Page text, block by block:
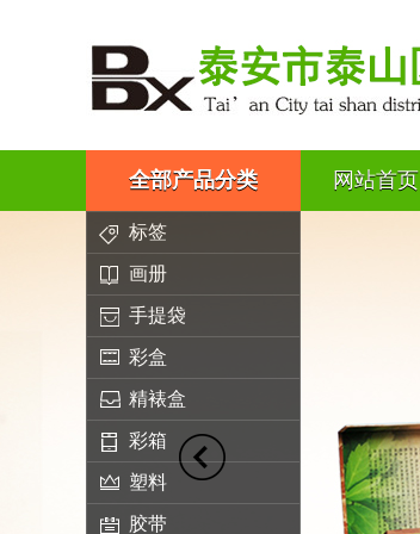
全部产品分类 网站首页
标签
画册
手提袋
彩盒
精裱盒
彩箱
塑料
胶带